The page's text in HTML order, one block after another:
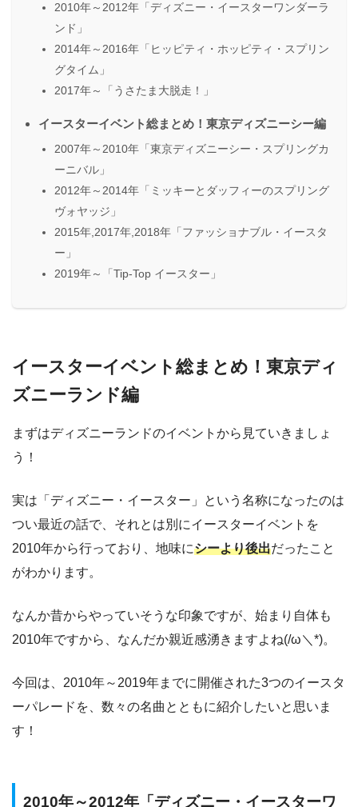
2010年～2012年「ディズニー・イースターワンダーラ
ンド」
2014年～2016年「ヒッピティ・ホッピティ・スプリン
グタイム」
2017年～「うさたま大脱走！」
イースターイベント総まとめ！東京ディズニーシー編
2007年～2010年「東京ディズニーシー・スプリングカ
ーニバル」
2012年～2014年「ミッキーとダッフィーのスプリング
ヴォヤッジ」
2015年,2017年,2018年「ファッショナブル・イースタ
ー」
2019年～「Tip-Top イースター」
イースターイベント総まとめ！東京ディ
ズニーランド編
まずはディズニーランドのイベントから見ていきましょ
う！
実は「ディズニー・イースター」という名称になったのは
つい最近の話で、それとは別にイースターイベントを
2010年から行っており、地味にシーより後出だったこと
がわかります。
なんか昔からやっていそうな印象ですが、始まり自体も
2010年ですから、なんだか親近感湧きますよね(/ω＼*)。
今回は、2010年～2019年までに開催された3つのイースタ
ーパレードを、数々の名曲とともに紹介したいと思いま
す！
2010年～2012年「ディズニー・イースターワ